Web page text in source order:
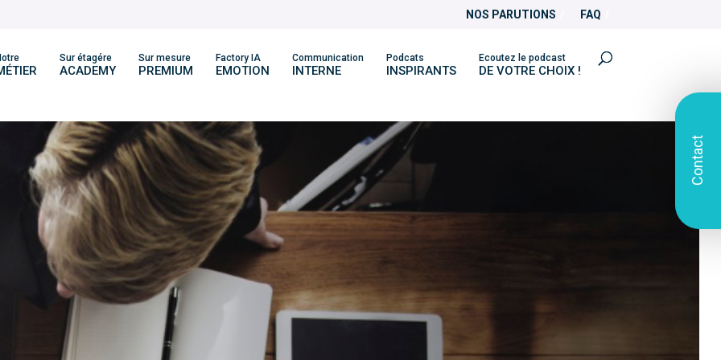
NOS PARUTIONS FAQ
Sur étagére
ACADEMY
Sur mesure
PREMIUM
Factory IA
EMOTION
Communication
INTERNE
Podcats
INSPIRANTS
Ecoutez le podcast
DE VOTRE CHOIX !
Contact